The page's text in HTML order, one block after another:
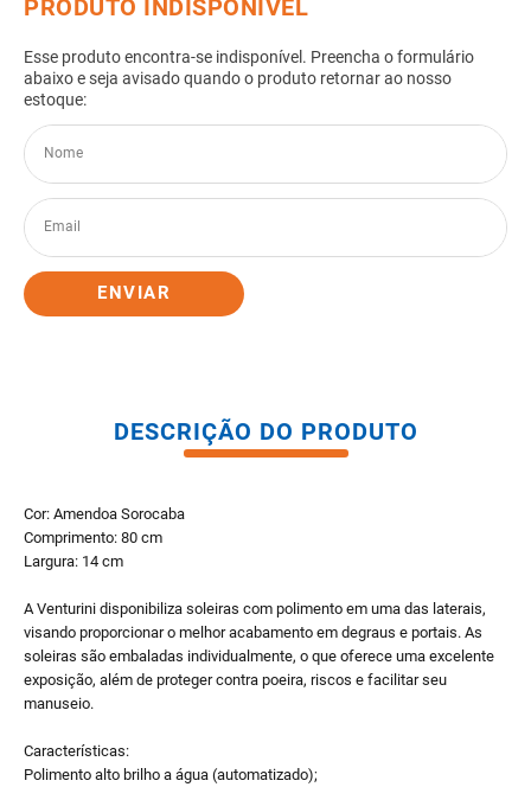
ENVIAR
DESCRIÇÃO DO PRODUTO
Cor: Amendoa Sorocaba
Comprimento: 80 cm
Largura: 14 cm
A Venturini disponibiliza soleiras com polimento em uma das laterais,
visando proporcionar o melhor acabamento em degraus e portais. As
soleiras são embaladas individualmente, o que oferece uma excelente
exposição, além de proteger contra poeira, riscos e facilitar seu
manuseio.
Características:
Polimento alto brilho a água (automatizado);
9º porta
10º